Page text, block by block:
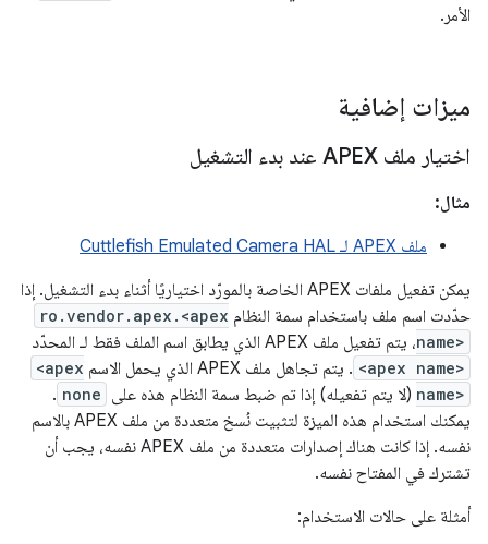
الأمر.
ميزات إضافية
اختيار ملف APEX عند بدء التشغيل
مثال:
ملف APEX لـ Cuttlefish Emulated Camera HAL
يمكن تفعيل ملفات APEX الخاصة بالمورّد اختياريًا أثناء بدء التشغيل. إذا
حدّدت اسم ملف باستخدام سمة النظام ro.vendor.apex.<apex
name>، يتم تفعيل ملف APEX الذي يطابق اسم الملف فقط لـ المحدّد
<apex name> . يتم تجاهل ملف APEX الذي يحمل الاسم
<apex
name> (لا يتم تفعيله) إذا تم ضبط سمة النظام هذه على none
.
يمكنك استخدام هذه الميزة لتثبيت نُسخ متعددة من ملف APEX بالاسم
نفسه. إذا كانت هناك إصدارات متعددة من ملف APEX نفسه، يجب أن
تشترك في المفتاح نفسه.
أمثلة على حالات الاستخدام: